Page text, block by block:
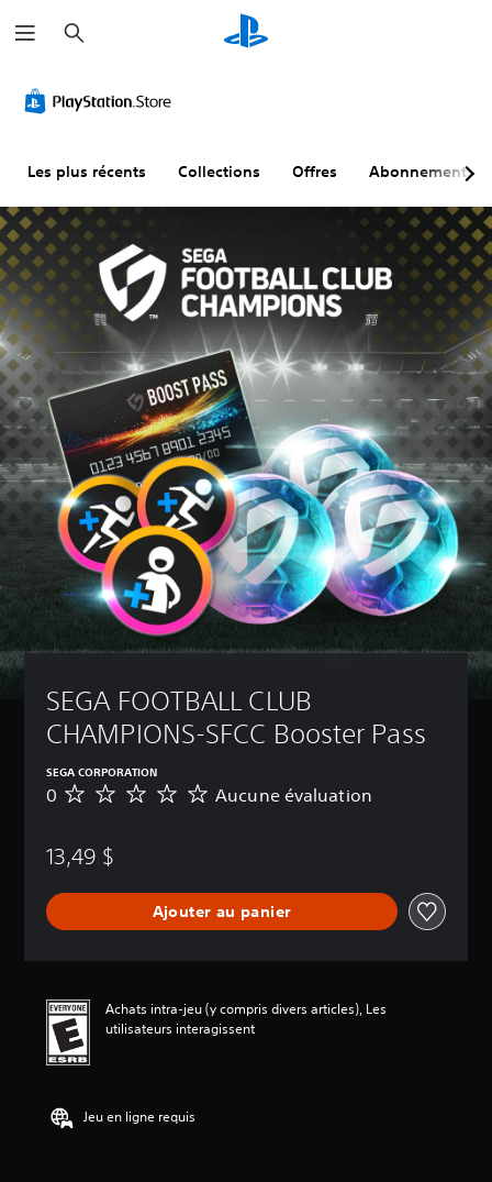
e
c
r
c
r
Les plus récents Collections Offres Abonnements
SEGA FOOTBALL CLUB
CHAMPIONS-SFCC Booster Pass
SEGA CORPORATION
A
u
e
é
a
i
0 Aucune évaluation
13,49 $
Ajouter au panier
Achats intra-jeu (y compris divers articles), Les
utilisateurs interagissent
Jeu en ligne requis